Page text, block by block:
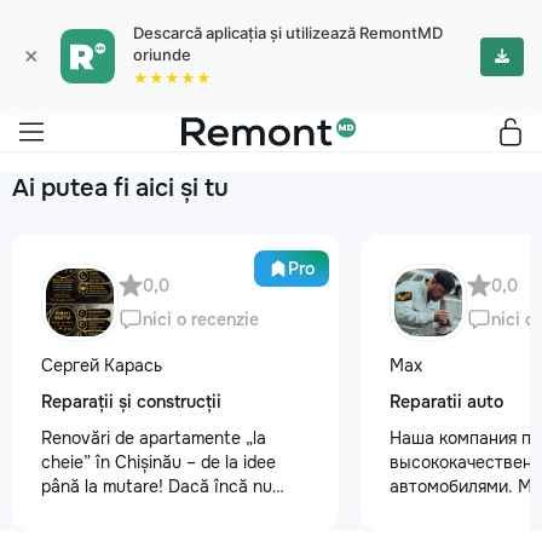
×
Descarcă aplicația și utilizează RemontMD
oriunde
★★★★★
Ai putea fi aici și tu
Pro
0,0
nici o recenzie
Сергей Карась
Reparații și construcții
Renovări de apartamente „la
cheie” în Chișinău – de la idee
până la mutare! Dacă încă nu
0,0
nici o
Max
Reparatii auto
Наша компания
автомобилями.